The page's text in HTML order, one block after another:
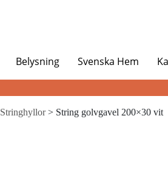
Belysning Svenska Hem
Stringhyllor> String golvgavel 200×30 vit